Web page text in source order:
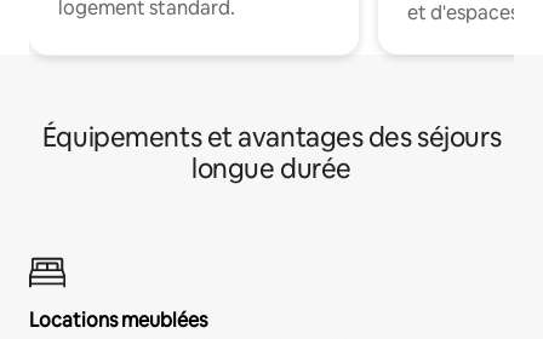
logement standard.
et d'espaces
Équipements et avantages des séjours
longue durée
Locations meublées